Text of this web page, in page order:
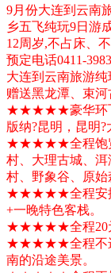
9月份大连到云南
乡五飞纯玩9日游
12周岁,不占床、
预定电话0411-
大连到云南旅游纯
赠送黑龙潭、束河
★★★★★豪华环飞
版纳?昆明，昆明?
★★★★★全程饱览
村、大理古城、
村、野象谷、原始
★★★★★全程安排
+一晚特色客栈。
★★★★★全程20元
★★★★★全程不进
南的沿途美景。